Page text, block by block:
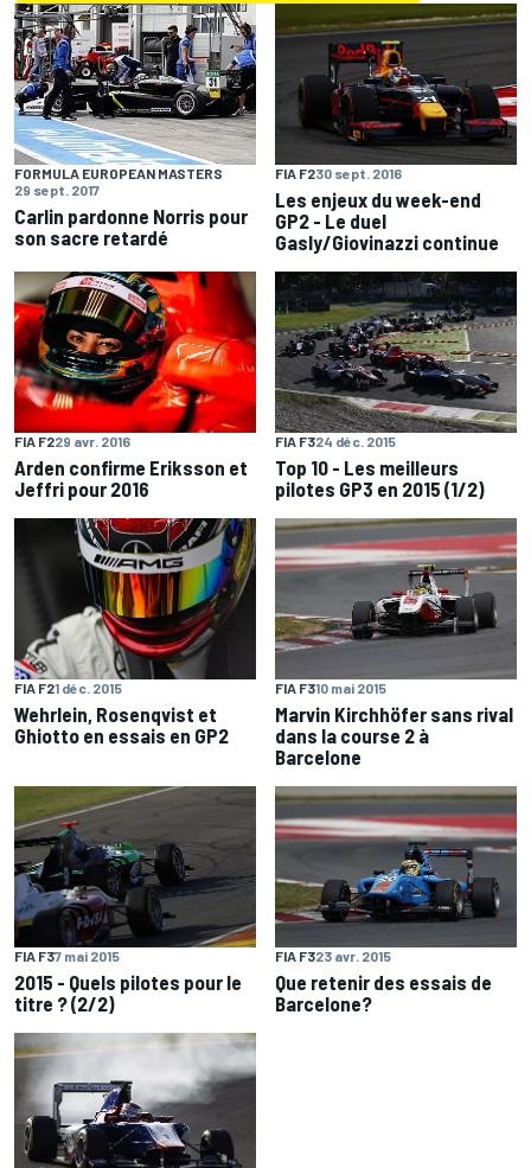
FORMULA EUROPEAN MASTERS
29 sept. 2017
Carlin pardonne Norris pour
son sacre retardé
FIA F230 sept. 2016
Les enjeux du week-end
GP2 - Le duel
Gasly/Giovinazzi continue
FIA F229 avr. 2016
Arden confirme Eriksson et
Jeffri pour 2016
FIA F324 déc. 2015
Top 10 - Les meilleurs
pilotes GP3 en 2015 (1/2)
FIA F21 déc. 2015
Wehrlein, Rosenqvist et
Ghiotto en essais en GP2
FIA F310 mai 2015
Marvin Kirchhöfer sans rival
dans la course 2 à
Barcelone
FIA F37 mai 2015
2015 - Quels pilotes pour le
titre ? (2/2)
FIA F323 avr. 2015
Que retenir des essais de
Barcelone?